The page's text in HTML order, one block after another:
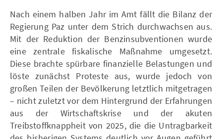
Nach einem halben Jahr im Amt fällt die Bilanz der
Regierung Paz unter dem Strich durchwachsen aus.
Mit der Reduktion der Benzinsubventionen wurde
eine zentrale fiskalische Maßnahme umgesetzt.
Diese brachte spürbare finanzielle Belastungen und
löste zunächst Proteste aus, wurde jedoch von
großen Teilen der Bevölkerung letztlich mitgetragen
– nicht zuletzt vor dem Hintergrund der Erfahrungen
aus der Wirtschaftskrise und der akuten
Treibstoffknappheit von 2025, die die Untragbarkeit